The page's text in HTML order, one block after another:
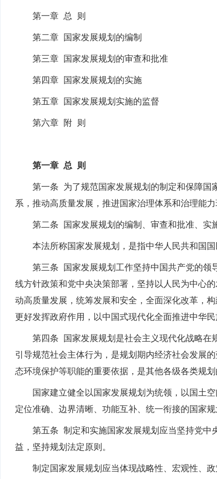
第一章 总 则
第二章 国家发展规划的编制
第三章 国家发展规划的审查和批准
第四章 国家发展规划的实施
第五章 国家发展规划实施的监督
第六章 附 则
第一章 总 则
第一条 为了规范国家发展规划的制定和保障国
系，推动高质量发展，推进国家治理体系和治理能
第二条 国家发展规划的编制、审查和批准、实
本法所称国家发展规划，是指中华人民共和国国
第三条 国家发展规划工作坚持中国共产党的领
线方针政策和党中央决策部署，坚持以人民为中心
动高质量发展，统筹发展和安全，全面深化改革，
更好发挥政府作用，以中国式现代化全面推进中华
第四条 国家发展规划是社会主义现代化战略在
引导规范社会主体行为，是规划期内经济社会发展
态环境保护等职能的重要依据，是其他各级各类规
国家建立健全以国家发展规划为统领，以国土空
定位准确、边界清晰、功能互补、统一衔接的国家
第五条 制定和实施国家发展规划应当坚持党中
益，坚持规划法定原则。
制定国家发展规划应当体现战略性、宏观性、政